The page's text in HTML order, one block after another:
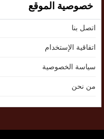
خصوصية الموقع
اتصل بنا
اتفاقية الإستخدام
سياسة الخصوصية
من نحن